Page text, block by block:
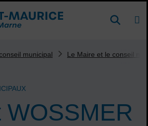
Maurice DE
WOSSMER
municipal Le Maire et le conseil